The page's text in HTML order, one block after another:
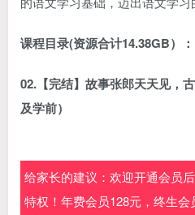
课程目录(资源合计14.38GB）：
02.【完结】故事张郎天天见，
及学前）
给家长的建议：欢迎开通会员
特权！年费会员128元，终生